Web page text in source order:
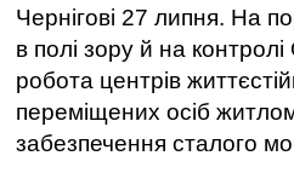
Чернігові 27 липня. На
в полі зору й на
робота центрів
переміщених осіб
забезпечення сталого